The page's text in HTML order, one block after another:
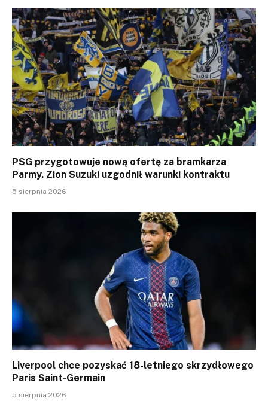
PSG przygotowuje nową ofertę za bramkarza
Parmy. Zion Suzuki uzgodnił warunki kontraktu
5 sierpnia 2026
Liverpool chce pozyskać 18-letniego skrzydłowego
Paris Saint-Germain
5 sierpnia 2026